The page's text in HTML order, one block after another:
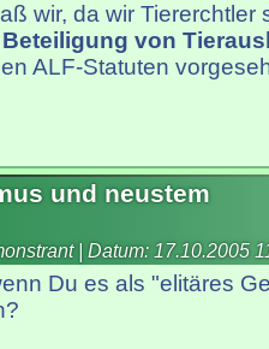
wir, da wir Tiererchtler
Beteiligung von
ALF-Statuten
und neustem
| Datum: 17.10.2005
Du es als "elitäres